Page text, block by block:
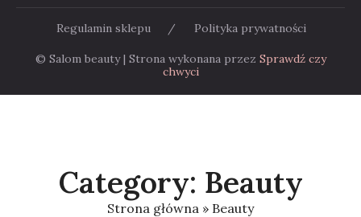
© Salom beauty | Strona wykonana przez Sprawdź czy
chwyci
Regulamin sklepu / Polityka prywatności
Category: Beauty
Strona główna » Beauty